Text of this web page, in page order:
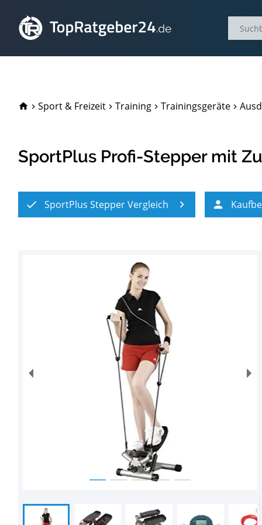
TopRatgeber24.de
Sport & Freizeit Training Trainingsgeräte
SportPlus Profi-Stepper mit
SportPlus Stepper Vergleich